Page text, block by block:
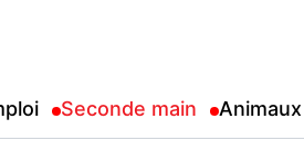
Seconde main Animaux